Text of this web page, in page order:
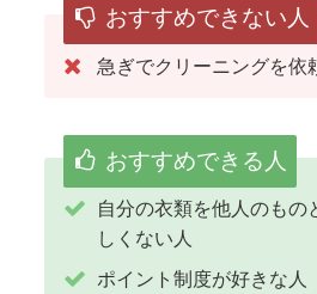
おすすめできない人
急ぎでクリーニングを依
おすすめできる人
自分の衣類を他人のもの
しくない人
ポイント制度が好きな人